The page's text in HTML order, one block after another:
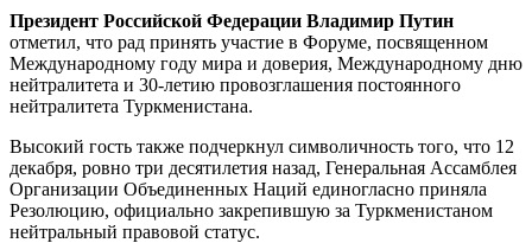
Президент Российской Федерации Владимир Путин
отметил, что рад принять участие в Форуме, посвященном
Международному году мира и доверия, Международному дню
нейтралитета и 30-летию провозглашения постоянного
нейтралитета Туркменистана.
Высокий гость также подчеркнул символичность того, что 12
декабря, ровно три десятилетия назад, Генеральная Ассамблея
Организации Объединенных Наций единогласно приняла
Резолюцию, официально закрепившую за Туркменистаном
нейтральный правовой статус.